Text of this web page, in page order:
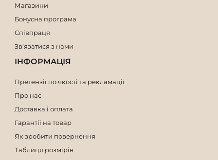
Магазини
Бонусна програма
Співпраця
Зв’язатися з нами
ІНФОРМАЦІЯ
Претензії по якості та рекламації
Про нас
Доставка і оплата
Гарантії на товар
Як зробити повернення
Таблиця розмірів